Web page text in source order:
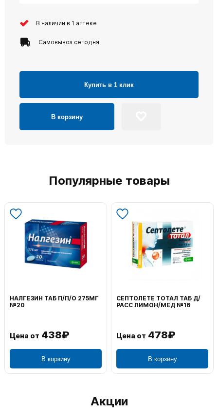
В наличии в 1 аптеке
Самовывоз сегодня
Купить в 1 клик
В корзину
Популярные товары
НАЛГЕЗИН ТАБ П/П/О 275МГ
№20
Цена от 438₽
В корзину
СЕПТОЛЕТЕ ТОТАЛ ТАБ Д/
РАСС ЛИМОН/МЕД №16
Цена от 478₽
В корзину
Акции